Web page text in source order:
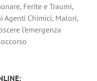
Ferite e Traumi,
Agenti Chimici, Malori,
l’emergenza